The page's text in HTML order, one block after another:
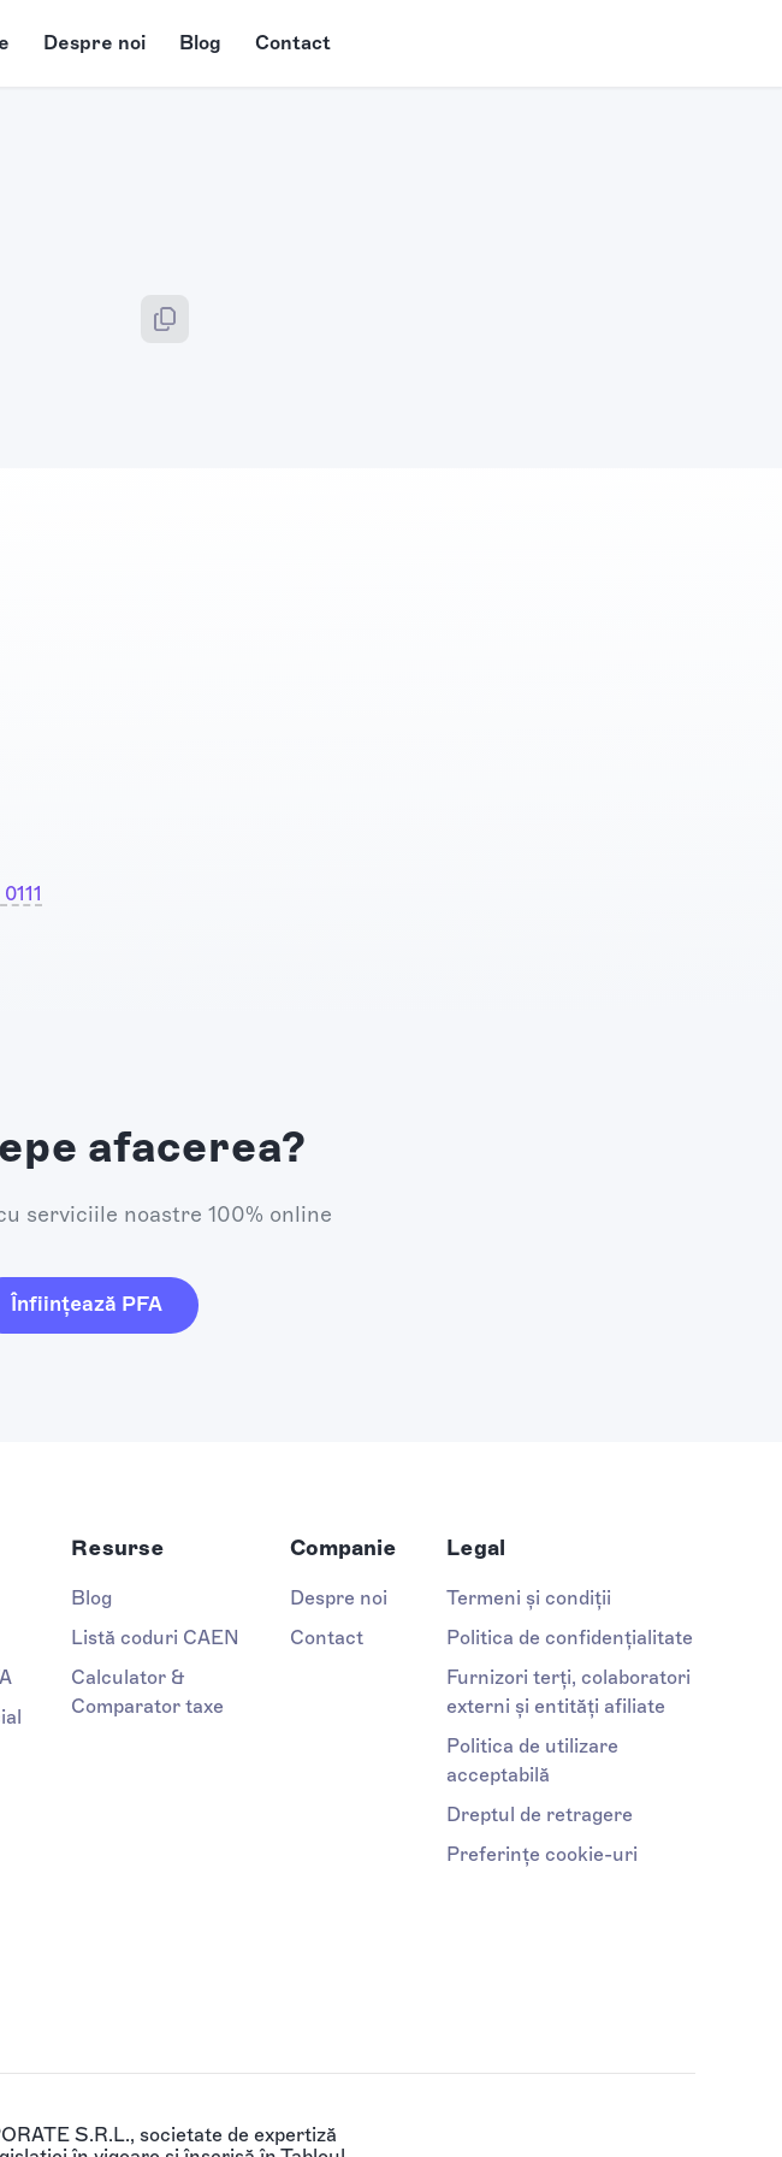
Despre noi Blog Contact
afacerea?
serviciile noastre 100% online
Înființează PFA
Resurse
Blog
Listă coduri CAEN
Calculator &
Comparator taxe
Companie
Despre noi
Contact
Legal
Termeni și condiții
Politica de confidențialitate
Furnizori terți, colaboratori
externi și entități afiliate
Politica de utilizare
acceptabilă
Dreptul de retragere
Preferințe cookie-uri
S.R.L., societate de expertiză